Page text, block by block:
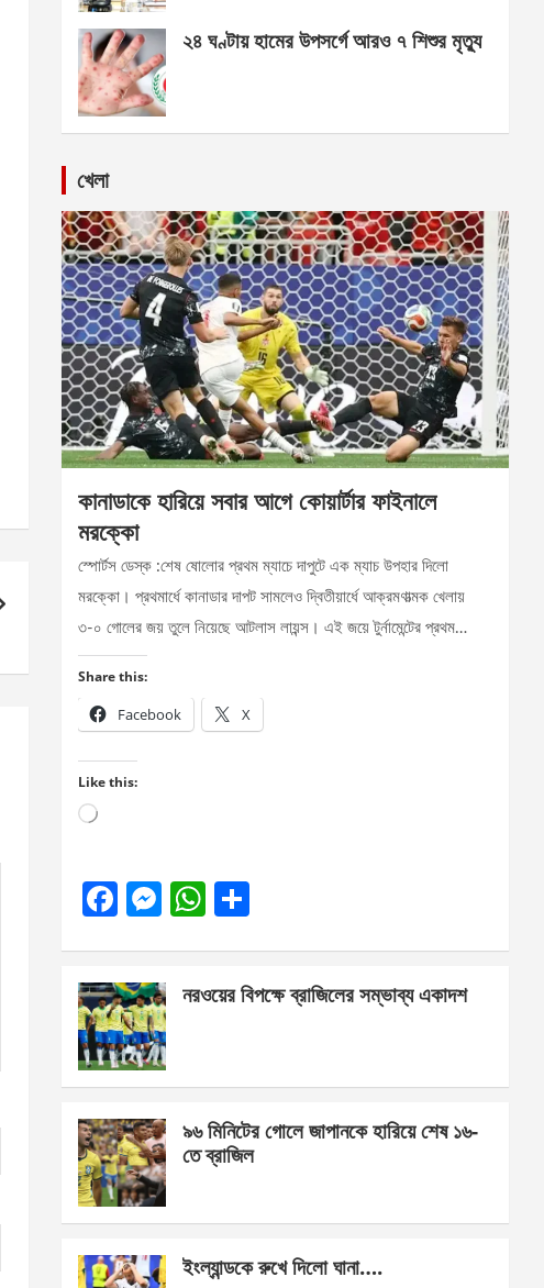
২৪ ঘণ্টায় হামের উপসর্গে আরও ৭ শিশুর মৃত্যু
খেলা
কানাডাকে হারিয়ে সবার আগে কোয়ার্টার ফাইনালে
মরক্কো
স্পোর্টস ডেস্ক :শেষ ষোলোর প্রথম ম্যাচে দাপুটে এক ম্যাচ উপহার দিলো
মরক্কো। প্রথমার্ধে কানাডার দাপট সামলেও দ্বিতীয়ার্ধে আক্রমণাত্মক খেলায়
৩-০ গোলের জয় তুলে নিয়েছে আটলাস লায়ন্স। এই জয়ে টুর্নামেন্টের প্রথম…
Share this:
Facebook X
Like this:
Loading…
F
b
o
o
k
M
n
g
er
W
s
e
নরওয়ের বিপক্ষে ব্রাজিলের সম্ভাব্য একাদশ
৯৬ মিনিটের গোলে জাপানকে হারিয়ে শেষ ১৬-
তে ব্রাজিল
ইংল্যান্ডকে রুখে দিলো ঘানা….